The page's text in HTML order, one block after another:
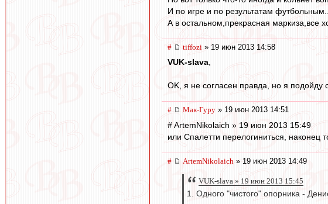
И по игре и по результатам
А в остальном,прекрасная маркиза,все
# tiffozi » 19 июн 2013 14:58
VUK-slava,
OK, я не согласен правда, но я
# Мак-Гуру » 19 июн 2013 14:51
# ArtemNikolaich » 19 июн 2013 15:49
или Спалетти перелогиниться, наконец
# ArtemNikolaich » 19 июн 2013 14:49
VUK-slava » 19 июн 2013 15:45
1. Одного "чистого" опорника -